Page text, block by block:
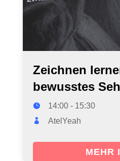
Zeichnen
bewusstes
14:00 - 15:30
AtelYeah
MEHR